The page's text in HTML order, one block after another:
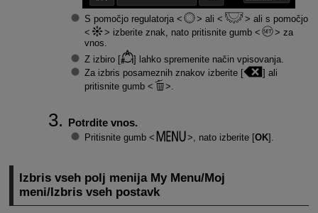
S pomočjo regulatorja ali
ali s pomočjo
izberite znak, nato pritisnite gumb
za
vnos.
Z izbiro [
] lahko spremenite način vpisovanja.
Za izbris posameznih znakov izberite [
] ali
pritisnite gumb
Potrdite vnos.
Pritisnite gumb , nato izberite [OK].
Izbris vseh polj menija My Menu/Moj
meni/Izbris vseh postavk